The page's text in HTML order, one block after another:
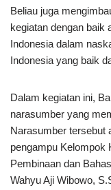
Beliau juga
kegiatan dengan baik
Indonesia dalam
Indonesia yang baik
Dalam kegiatan ini,
narasumber yang
Narasumber tersebut
pengampu Kelompok
Pembinaan dan
Wahyu Aji Wibowo,